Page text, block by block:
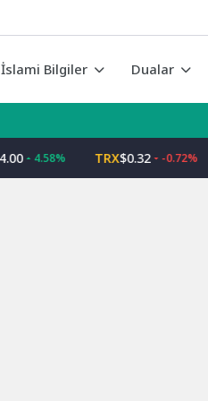
İslami Bilgiler Dualar
4.58% $0.32 -0.72%